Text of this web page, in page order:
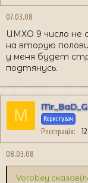
07.03.08
ИМХО 9 число не
на вторую
у меня будет
подтянусь.
M Користувач
Реєстрація
08.03.08
Vorobey